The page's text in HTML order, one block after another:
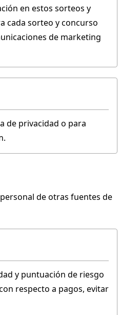
en estos sorteos y
cada sorteo y concurso
de marketing
de privacidad o para
de otras fuentes de
y puntuación de riesgo
respecto a pagos, evitar